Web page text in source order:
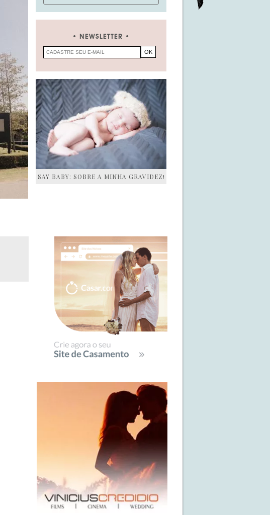
NEWSLETTER
SAY BABY: SOBRE A MINHA GRAVIDEZ!
SIDEBAR